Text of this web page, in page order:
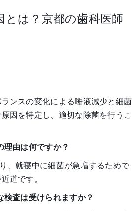
とは？京都の歯科医師
ンスの変化による唾液減少と細菌
因を特定し、適切な除菌を行うこ
理由は何ですか？
、就寝中に細菌が急増するためで
道です。
検査は受けられますか？